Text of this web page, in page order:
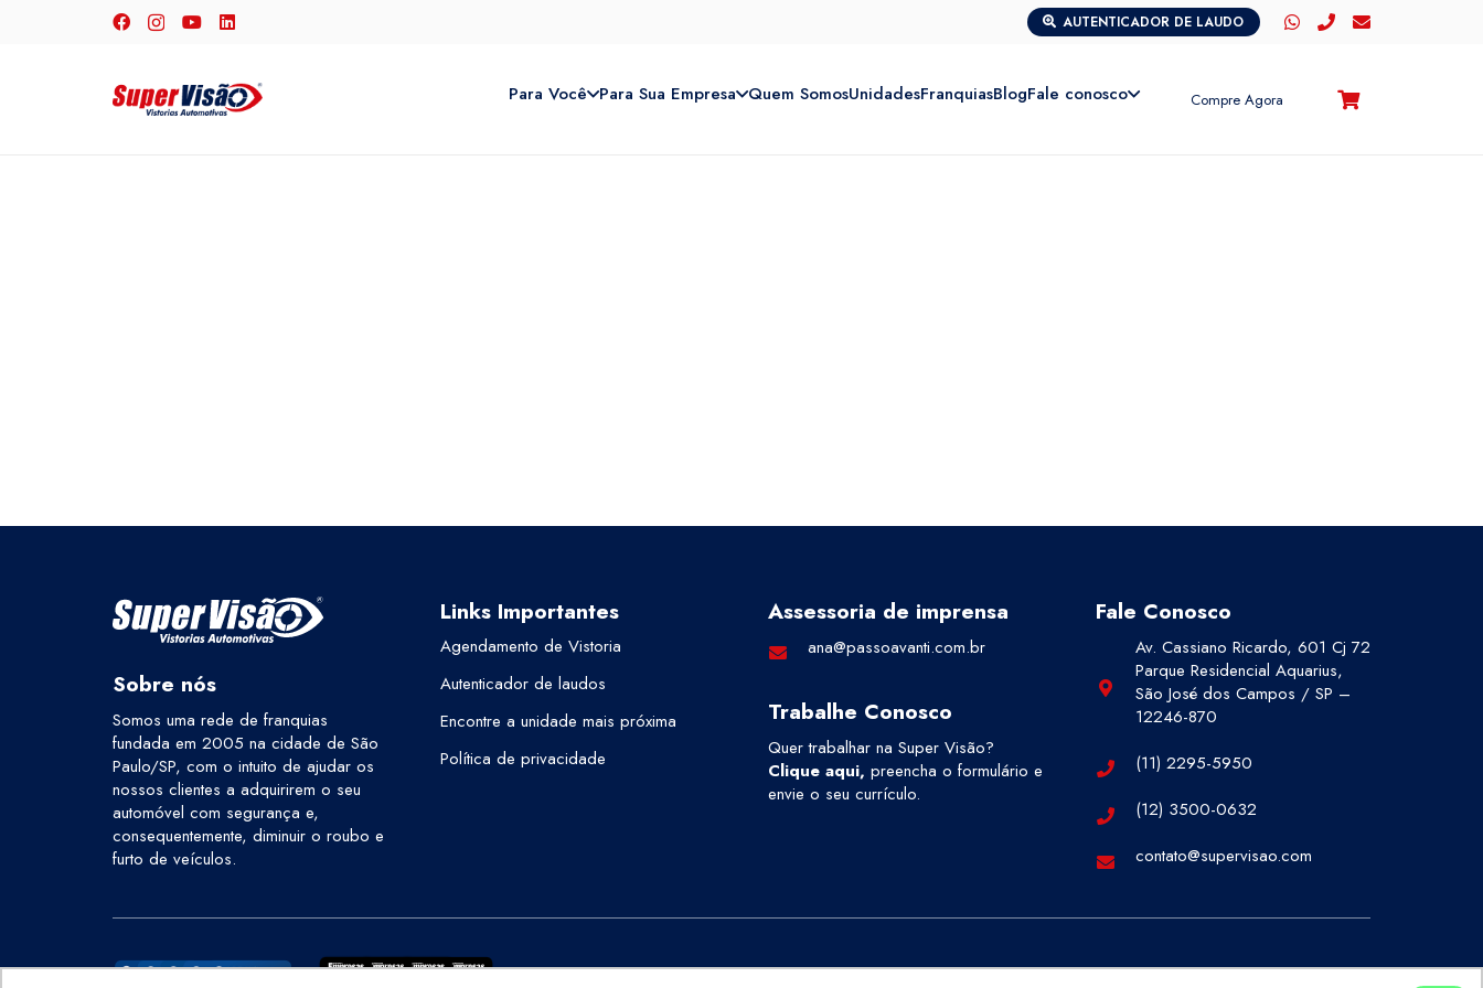
AUTENTICADOR DE LAUDO
Para Você Para Sua Empresa Quem SomosUnidadesFranquiasBlogFale conosco Compre Agora
Sobre nós
Somos uma rede de franquias
fundada em 2005 na cidade de São
Paulo/SP, com o intuito de ajudar os
nossos clientes a adquirirem o seu
automóvel com segurança e,
consequentemente, diminuir o roubo e
furto de veículos.
Links Importantes
Agendamento de Vistoria
Autenticador de laudos
Encontre a unidade mais próxima
Política de privacidade
Assessoria de imprensa
ana@passoavanti.com.br
Trabalhe Conosco
Quer trabalhar na Super Visão?
Clique aqui, preencha o formulário e
envie o seu currículo.
Fale Conosco
Av. Cassiano Ricardo, 601 Cj 72
Parque Residencial Aquarius,
São José dos Campos / SP –
12246-870
(11) 2295-5950
(12) 3500-0632
contato@supervisao.com